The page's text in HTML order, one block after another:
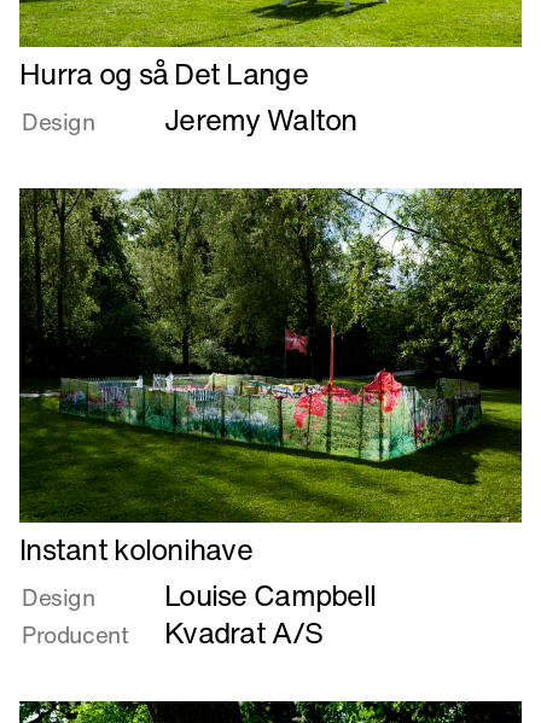
Læs
mere
om
så
Det
Lange
Hurra og så Det Lange
Design Jeremy Walton
Læs
mere
om
Instant
kolonihave
Instant kolonihave
Design Louise Campbell
Producent Kvadrat A/S